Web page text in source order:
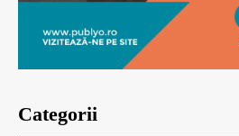
Categorii